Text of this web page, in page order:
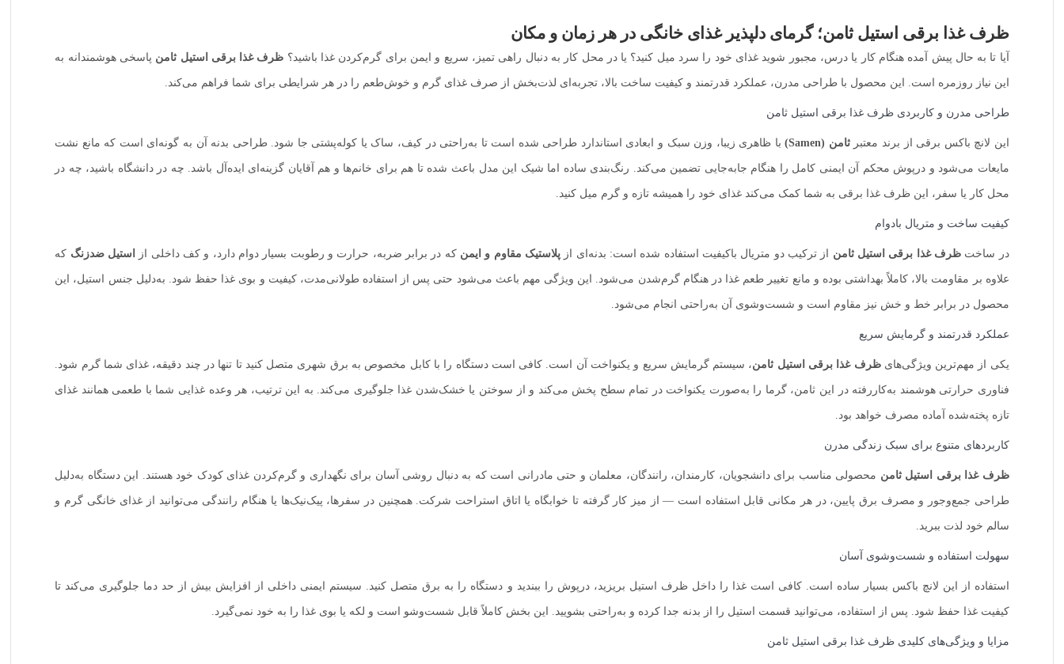
ظرف غذا برقی استیل ثامن؛ گرمای دلپذیر غذای خانگی در هر زمان و مکان
آیا تا به حال پیش آمده هنگام کار یا درس، مجبور شوید غذای خود را سرد میل کنید؟ یا در محل کار به دنبال راهی تمیز، سریع و ایمن برای گرم‌کردن غذا باشید؟ ظرف غذا برقی استیل ثامن پاسخی هوشمندانه به
این نیاز روزمره است. این محصول با طراحی مدرن، عملکرد قدرتمند و کیفیت ساخت بالا، تجربه‌ای لذت‌بخش از صرف غذای گرم و خوش‌طعم را در هر شرایطی برای شما فراهم می‌کند.
طراحی مدرن و کاربردی ظرف غذا برقی استیل ثامن
این لانچ باکس برقی از برند معتبرثامن (Samen) با ظاهری زیبا، وزن سبک و ابعادی استاندارد طراحی شده است تا به‌راحتی در کیف، ساک یا کوله‌پشتی جا شود. طراحی بدنه آن به گونه‌ای است که مانع نشت
مایعات می‌شود و درپوش محکم آن ایمنی کامل را هنگام جابه‌جایی تضمین می‌کند. رنگ‌بندی ساده اما شیک این مدل باعث شده تا هم برای خانم‌ها و هم آقایان گزینه‌ای ایده‌آل باشد. چه در دانشگاه باشید، چه در
محل کار یا سفر، این ظرف غذا برقی به شما کمک می‌کند غذای خود را همیشه تازه و گرم میل کنید.
کیفیت ساخت و متریال بادوام
در ساخت ظرف غذا برقی استیل ثامن از ترکیب دو متریال باکیفیت استفاده شده است: بدنه‌ای از پلاستیک مقاوم و ایمن که در برابر ضربه، حرارت و رطوبت بسیار دوام دارد، و کف داخلی از استیل ضدزنگ که
علاوه بر مقاومت بالا، کاملاً بهداشتی بوده و مانع تغییر طعم غذا در هنگام گرم‌شدن می‌شود. این ویژگی مهم باعث می‌شود حتی پس از استفاده طولانی‌مدت، کیفیت و بوی غذا حفظ شود. به‌دلیل جنس استیل، این
محصول در برابر خط و خش نیز مقاوم است و شست‌وشوی آن به‌راحتی انجام می‌شود.
عملکرد قدرتمند و گرمایش سریع
یکی از مهم‌ترین ویژگی‌هایظرف غذا برقی استیل ثامن، سیستم گرمایش سریع و یکنواخت آن است. کافی است دستگاه را با کابل مخصوص به برق شهری متصل کنید تا تنها در چند دقیقه، غذای شما گرم شود.
فناوری حرارتی هوشمند به‌کاررفته در این ثامن، گرما را به‌صورت یکنواخت در تمام سطح پخش می‌کند و از سوختن یا خشک‌شدن غذا جلوگیری می‌کند. به این ترتیب، هر وعده غذایی شما با طعمی همانند غذای
تازه پخته‌شده آماده مصرف خواهد بود.
کاربردهای متنوع برای سبک زندگی مدرن
ظرف غذا برقی استیل ثامن محصولی مناسب برای دانشجویان، کارمندان، رانندگان، معلمان و حتی مادرانی است که به دنبال روشی آسان برای نگهداری و گرم‌کردن غذای کودک خود هستند. این دستگاه به‌دلیل
طراحی جمع‌وجور و مصرف برق پایین، در هر مکانی قابل استفاده است — از میز کار گرفته تا خوابگاه یا اتاق استراحت شرکت. همچنین در سفرها، پیک‌نیک‌ها یا هنگام رانندگی می‌توانید از غذای خانگی گرم و
سالم خود لذت ببرید.
سهولت استفاده و شست‌وشوی آسان
استفاده از این لانچ باکس بسیار ساده است. کافی است غذا را داخل ظرف استیل بریزید، درپوش را ببندید و دستگاه را به برق متصل کنید. سیستم ایمنی داخلی از افزایش بیش از حد دما جلوگیری می‌کند تا
کیفیت غذا حفظ شود. پس از استفاده، می‌توانید قسمت استیل را از بدنه جدا کرده و به‌راحتی بشویید. این بخش کاملاً قابل شست‌وشو است و لکه یا بوی غذا را به خود نمی‌گیرد.
مزایا و ویژگی‌های کلیدی ظرف غذا برقی استیل ثامن